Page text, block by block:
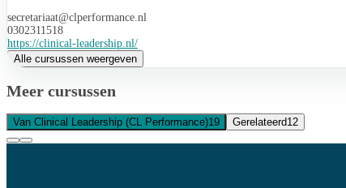
secretariaat@clperformance.nl
0302311518
https://clinical-leadership.nl/
Alle cursussen weergeven
Meer cursussen
Van Clinical Leadership (CL Performance)19 Gerelateerd12